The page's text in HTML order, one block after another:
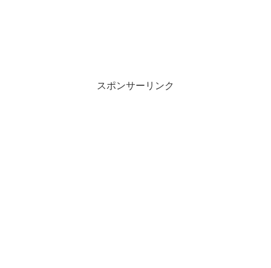
スポンサーリンク